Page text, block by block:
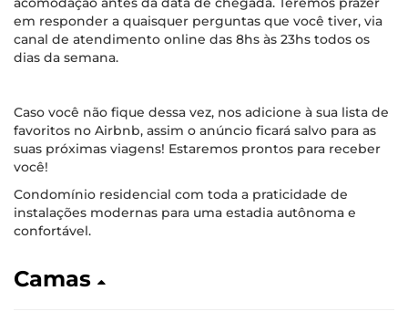
em responder a quaisquer perguntas que você tiver, via
canal de atendimento online das 8hs às 23hs todos os
dias da semana.
Caso você não fique dessa vez, nos adicione à sua lista de
favoritos no Airbnb, assim o anúncio ficará salvo para as
suas próximas viagens! Estaremos prontos para receber
você!
Condomínio residencial com toda a praticidade de
instalações modernas para uma estadia autônoma e
confortável.
Camas